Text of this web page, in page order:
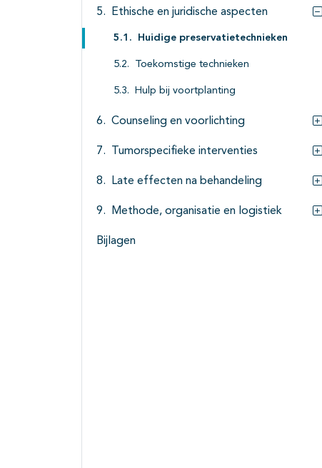
Ethische en juridische aspecten
Huidige preservatietechnieken
Toekomstige technieken
Hulp bij voortplanting
Counseling en voorlichting
Tumorspecifieke interventies
Late effecten na behandeling
Methode, organisatie en logistiek
Bijlagen